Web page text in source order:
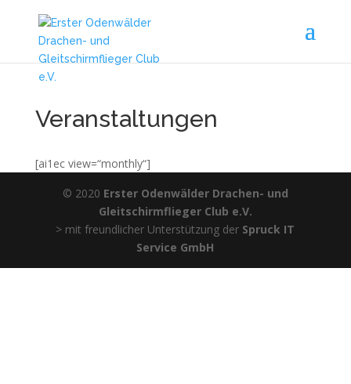
Veranstaltungen
[ai1ec view=“monthly“]
© 2020 Erster Odenwälder Drachen- und
Gleitschirmflieger Club e.V.
> mit freundlicher Unterstützung der Spruck IT
Service GmbH